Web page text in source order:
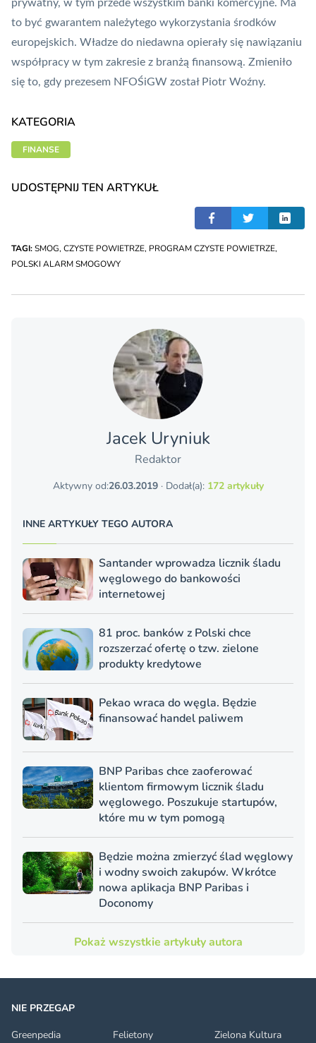
prywatny, w tym przede wszystkim banki komercyjne. Ma
to być gwarantem należytego wykorzystania środków
europejskich. Władze do niedawna opierały się nawiązaniu
współpracy w tym zakresie z branżą finansową. Zmieniło
się to, gdy prezesem NFOŚiGW został Piotr Woźny.
KATEGORIA
FINANSE
UDOSTĘPNIJ TEN ARTYKUŁ
TAGI:SMOG, CZYSTE POWIETRZE, PROGRAM CZYSTE POWIETRZE,
POLSKI ALARM SMOGOWY
Jacek Uryniuk
Redaktor
Aktywny od:26.03.2019· Dodał(a): 172 artykuły
INNE ARTYKUŁY TEGO AUTORA
Santander wprowadza licznik śladu
węglowego do bankowości
internetowej
81 proc. banków z Polski chce
rozszerzać ofertę o tzw. zielone
produkty kredytowe
Pekao wraca do węgla. Będzie
finansować handel paliwem
BNP Paribas chce zaoferować
klientom firmowym licznik śladu
węglowego. Poszukuje startupów,
które mu w tym pomogą
Będzie można zmierzyć ślad węglowy
i wodny swoich zakupów. Wkrótce
nowa aplikacja BNP Paribas i
Doconomy
Pokaż wszystkie artykuły autora
NIE PRZEGAP
Greenpedia
Felietony Zielona Kultura